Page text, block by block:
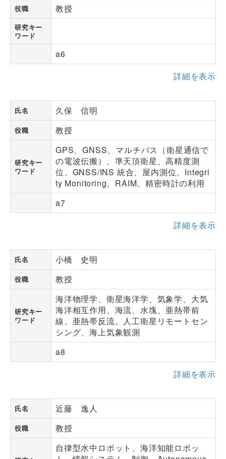
役職 教授
研究キー
ワード
a6
詳細を表示
氏名 久保 信明
役職 教授
研究キー
ワード
GPS、GNSS、マルチパス（衛星通信で
の電波伝搬）、準天頂衛星、高精度測
位、GNSS/INS 統合、屋内測位、Integri
ty Monitoring、RAIM、精密時計の利用
a7
詳細を表示
氏名 小橋 史明
役職 教授
研究キー
ワード
海洋物理学、衛星海洋学、気象学、大気
海洋相互作用、海流、水塊、亜熱帯前
線、亜熱帯反流、人工衛星リモートセン
シング、海上気象観測
a8
詳細を表示
氏名 近藤 逸人
役職 教授
自律型水中ロボット、海洋知能ロボッ